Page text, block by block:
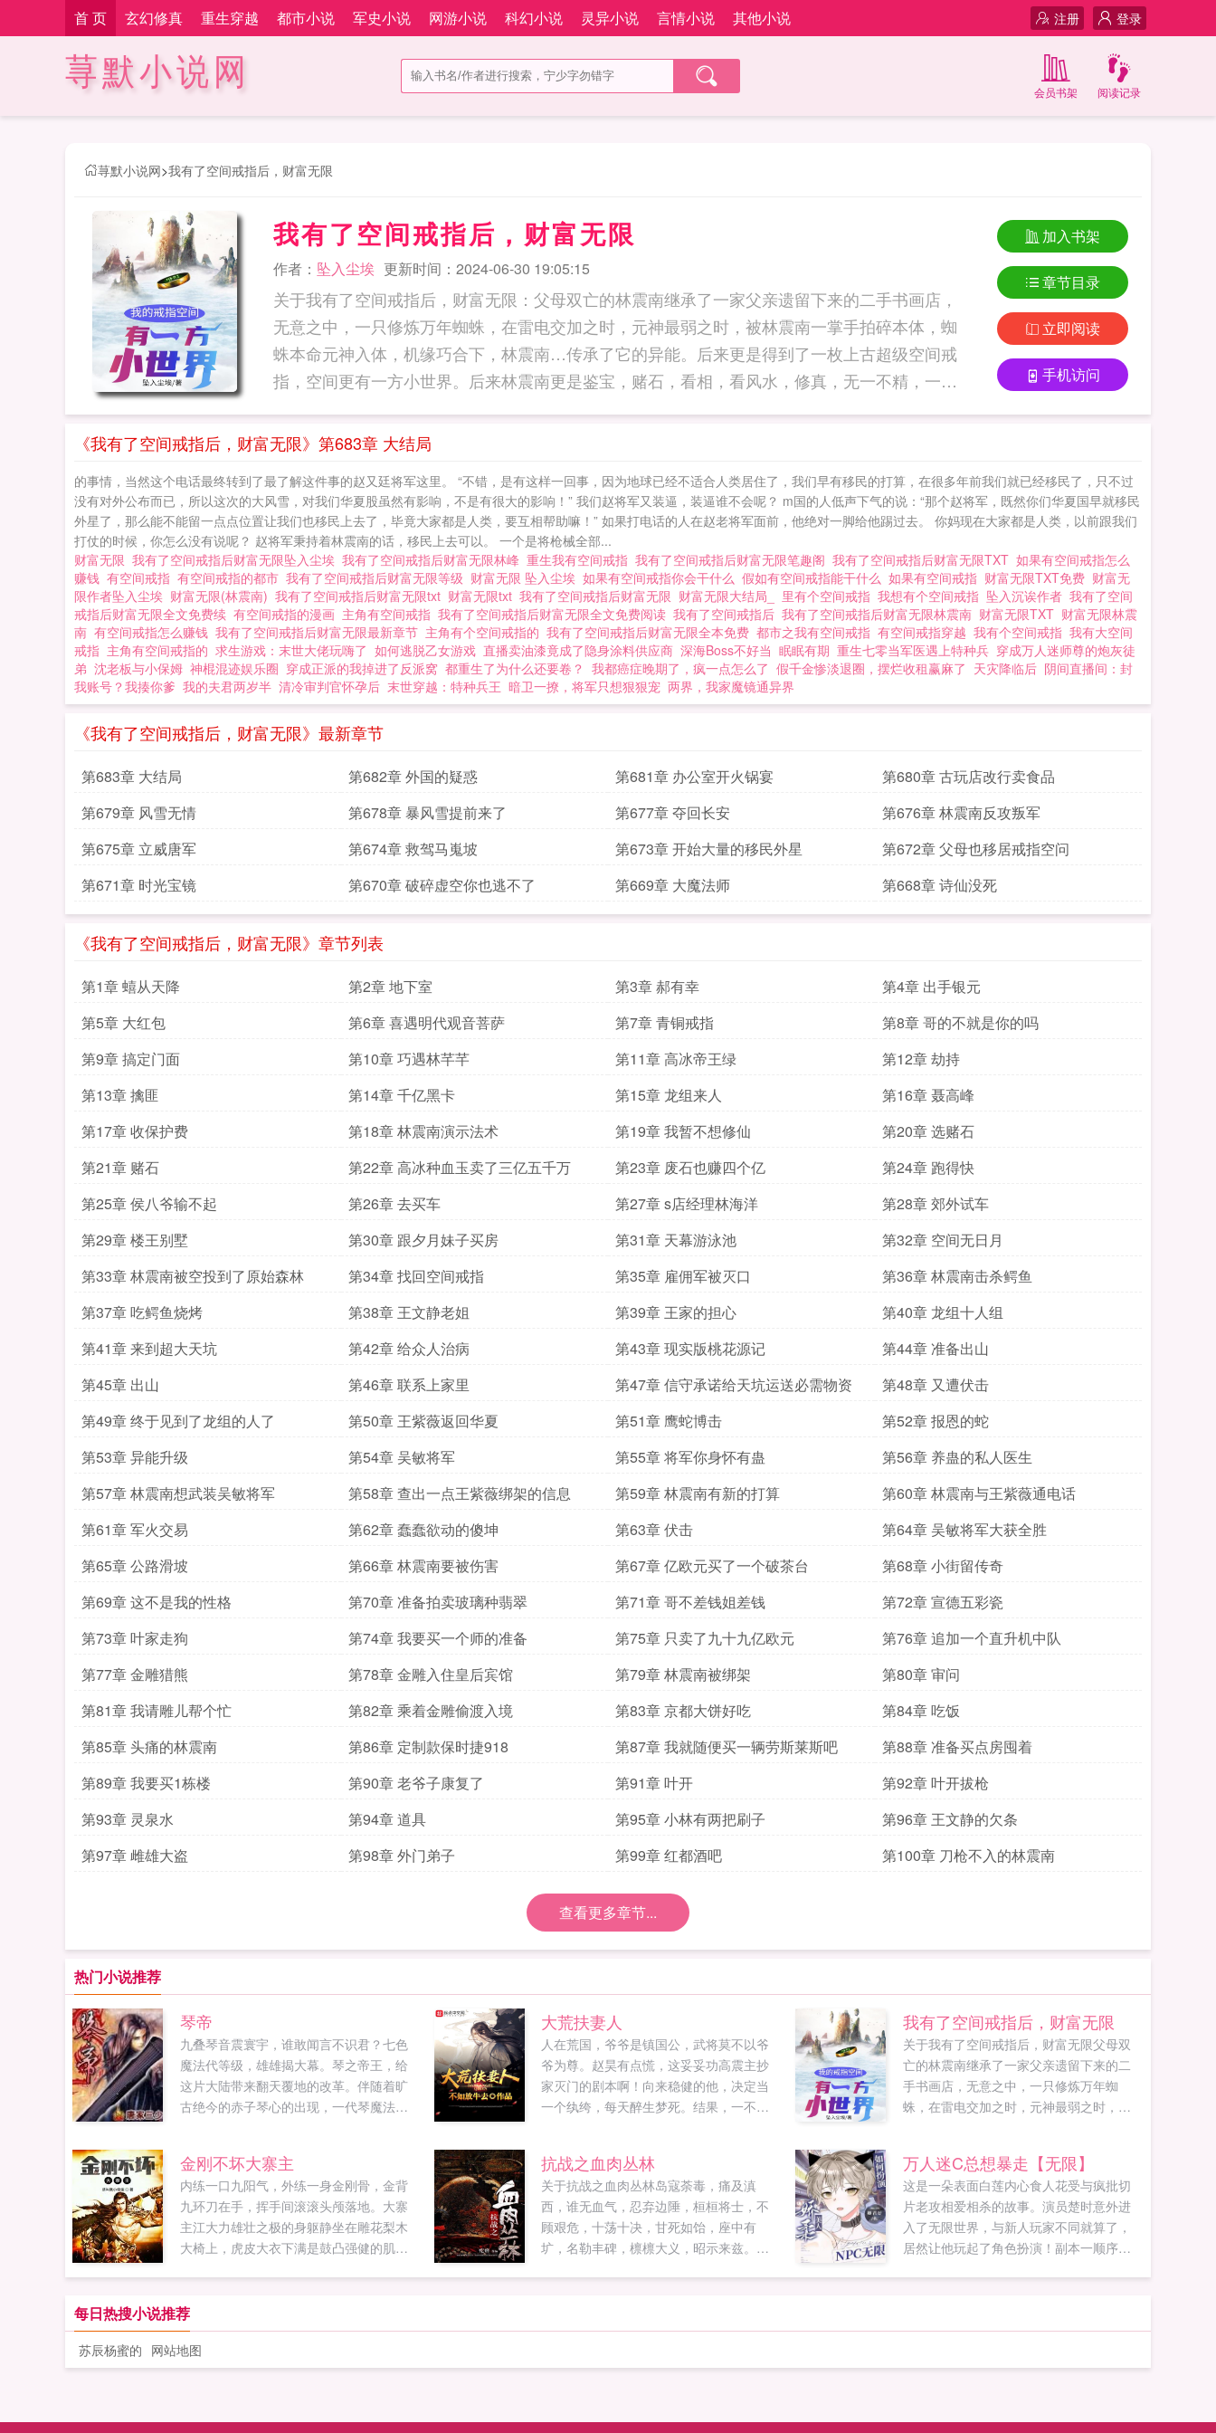
首 页 玄幻修真 重生穿越 都市小说 军史小说 网游小说 科幻小说 灵异小说 言情小说 其他小说 登录
注册
荨默小说网 阅读记录
会员书架
荨默小说网>我有了空间戒指后，财富无限
我有了空间戒指后，财富无限
作者： 坠入尘埃 更新时间：2024-06-30 19:05:15
关于我有了空间戒指后，财富无限：父母双亡的林震南继承了一家父亲遗留下来的二手书画店，
无意之中，一只修炼万年蜘蛛，在雷电交加之时，元神最弱之时，被林震南一掌手拍碎本体，蜘
蛛本命元神入体，机缘巧合下，林震南…传承了它的异能。后来更是得到了一枚上古超级空间戒
指，空间更有一方小世界。后来林震南更是鉴宝，赌石，看相，看风水，修真，无一不精，一时
加入书架
章节目录
立即阅读
手机访问
《我有了空间戒指后，财富无限》第683章 大结局
的事情，当然这个电话最终转到了最了解这件事的赵又廷将军这里。 “不错，是有这样一回事，因为地球已经不适合人类居住了，我们早有移民的打算，在很多年前我们就已经移民了，只不过
没有对外公布而已，所以这次的大风雪，对我们华夏股虽然有影响，不是有很大的影响！” 我们赵将军又装逼，装逼谁不会呢？ m国的人低声下气的说：“那个赵将军，既然你们华夏国早就移民
外星了，那么能不能留一点点位置让我们也移民上去了，毕竟大家都是人类，要互相帮助嘛！” 如果打电话的人在赵老将军面前，他绝对一脚给他踢过去。 你妈现在大家都是人类，以前跟我们
打仗的时候，你怎么没有说呢？ 赵将军秉持着林震南的话，移民上去可以。 一个是将枪械全部...
财富无限 我有了空间戒指后财富无限坠入尘埃 我有了空间戒指后财富无限林峰 重生我有空间戒指 我有了空间戒指后财富无限笔趣阁 我有了空间戒指后财富无限TXT 如果有空间戒指怎么
赚钱 有空间戒指 有空间戒指的都市 我有了空间戒指后财富无限等级 财富无限 坠入尘埃 如果有空间戒指你会干什么 假如有空间戒指能干什么 如果有空间戒指 财富无限TXT免费 财富无
限作者坠入尘埃 财富无限(林震南) 我有了空间戒指后财富无限txt 财富无限txt 我有了空间戒指后财富无限 财富无限大结局_ 里有个空间戒指 我想有个空间戒指 坠入沉诶作者 我有了空间
戒指后财富无限全文免费续 有空间戒指的漫画 主角有空间戒指 我有了空间戒指后财富无限全文免费阅读 我有了空间戒指后 我有了空间戒指后财富无限林震南 财富无限TXT 财富无限林震
南 有空间戒指怎么赚钱 我有了空间戒指后财富无限最新章节 主角有个空间戒指的 我有了空间戒指后财富无限全本免费 都市之我有空间戒指 有空间戒指穿越 我有个空间戒指 我有大空间
戒指 主角有空间戒指的 求生游戏：末世大佬玩嗨了 如何逃脱乙女游戏 直播卖油漆竟成了隐身涂料供应商 深海Boss不好当 眠眠有期 重生七零当军医遇上特种兵 穿成万人迷师尊的炮灰徒
弟 沈老板与小保姆 神棍混迹娱乐圈 穿成正派的我掉进了反派窝 都重生了为什么还要卷？ 我都癌症晚期了，疯一点怎么了 假千金惨淡退圈，摆烂收租赢麻了 天灾降临后 阴间直播间：封
我账号？我揍你爹 我的夫君两岁半 清冷审判官怀孕后 末世穿越：特种兵王 暗卫一撩，将军只想狠狠宠 两界，我家魔镜通异界
《我有了空间戒指后，财富无限》最新章节
第683章 大结局 第682章 外国的疑惑 第681章 办公室开火锅宴
第680章 古玩店改行卖食品
第679章 风雪无情
第678章 暴风雪提前来了 第677章 夺回长安
第676章 林震南反攻叛军
第675章 立威唐军
第674章 救驾马嵬坡 第673章 开始大量的移民外星
第672章 父母也移居戒指空问
第671章 时光宝镜
第670章 破碎虚空你也逃不了 第669章 大魔法师 第668章 诗仙没死
《我有了空间戒指后，财富无限》章节列表
第1章 蟢从天降 第2章 地下室 第3章 郝有幸
第4章 出手银元
第5章 大红包
第6章 喜遇明代观音菩萨 第7章 青铜戒指
第8章 哥的不就是你的吗
第9章 搞定门面
第10章 巧遇林芊芊 第11章 高冰帝王绿
第12章 劫持
第13章 擒匪
第14章 千亿黑卡 第15章 龙组来人
第16章 聂高峰
第17章 收保护费
第18章 林震南演示法术 第19章 我暂不想修仙
第20章 选赌石
第21章 赌石
第22章 高冰种血玉卖了三亿五千万 第23章 废石也赚四个亿
第24章 跑得快
第25章 侯八爷输不起
第26章 去买车 第27章 s店经理林海洋
第28章 郊外试车
第29章 楼王别墅
第30章 跟夕月妹子买房 第31章 天幕游泳池
第32章 空间无日月
第33章 林震南被空投到了原始森林
第34章 找回空间戒指 第35章 雇佣军被灭口
第36章 林震南击杀鳄鱼
第37章 吃鳄鱼烧烤
第38章 王文静老姐 第39章 王家的担心
第40章 龙组十人组
第41章 来到超大天坑
第42章 给众人治病 第43章 现实版桃花源记
第44章 准备出山
第45章 出山
第46章 联系上家里 第47章 信守承诺给天坑运送必需物资
第48章 又遭伏击
第49章 终于见到了龙组的人了
第50章 王紫薇返回华夏 第51章 鹰蛇博击
第52章 报恩的蛇
第53章 异能升级
第54章 吴敏将军 第55章 将军你身怀有蛊
第56章 养蛊的私人医生
第57章 林震南想武装吴敏将军
第58章 查出一点王紫薇绑架的信息 第59章 林震南有新的打算
第60章 林震南与王紫薇通电话
第61章 军火交易
第62章 蠢蠢欲动的傻坤 第63章 伏击
第64章 吴敏将军大获全胜
第65章 公路滑坡
第66章 林震南要被伤害 第67章 亿欧元买了一个破茶台
第68章 小街留传奇
第69章 这不是我的性格
第70章 准备拍卖玻璃种翡翠 第71章 哥不差钱姐差钱
第72章 宣德五彩瓷
第73章 叶家走狗
第74章 我要买一个师的准备 第75章 只卖了九十九亿欧元
第76章 追加一个直升机中队
第77章 金雕猎熊
第78章 金雕入住皇后宾馆 第79章 林震南被绑架
第80章 审问
第81章 我请雕儿帮个忙
第82章 乘着金雕偷渡入境 第83章 京都大饼好吃
第84章 吃饭
第85章 头痛的林震南
第86章 定制款保时捷918 第87章 我就随便买一辆劳斯莱斯吧
第88章 准备买点房囤着
第89章 我要买1栋楼
第90章 老爷子康复了 第91章 叶开
第92章 叶开拔枪
第93章 灵泉水
第94章 道具 第95章 小林有两把刷子
第96章 王文静的欠条
第97章 雌雄大盗
第98章 外门弟子 第99章 红都酒吧 第100章 刀枪不入的林震南
查看更多章节...
热门小说推荐
琴帝
九叠琴音震寰宇，谁敢闻言不识君？七色
魔法代等级，雄雄揭大幕。琴之帝王，给
这片大陆带来翻天覆地的改革。伴随着旷
古绝今的赤子琴心的出现，一代琴魔法
开创音乐魔法的先河，颠覆以往的设定，
赤橙黄绿青蓝紫，彩虹等级将成为所有武
技和魔法衡量的标准。原本仅仅是...
大荒扶妻人
人在荒国，爷爷是镇国公，武将莫不以爷
爷为尊。赵昊有点慌，这妥妥功高震主抄
家灭门的剧本啊！向来稳健的他，决定当
一个纨绔，每天醉生梦死。结果，一不小
我有了空间戒指后，财富无限
关于我有了空间戒指后，财富无限父母双
亡的林震南继承了一家父亲遗留下来的二
手书画店，无意之中，一只修炼万年蜘
蛛，在雷电交加之时，元神最弱之时，被
能。后来更是得到了一枚上古超级空间戒
指，空间更有一方小世界。后来林震南更
是鉴宝，赌石，看相，看风水，修真，无
一不精，一时喜从天降，富贵逼人！...
金刚不坏大寨主
内练一口九阳气，外练一身金刚骨，金背
九环刀在手，挥手间滚滚头颅落地。大寨
主江大力雄壮之极的身躯静坐在雕花梨木
大椅上，虎皮大衣下满是鼓凸强健的肌
抗战之血肉丛林
关于抗战之血肉丛林岛寇荼毒，痛及滇
西，谁无血气，忍弃边陲，桓桓将士，不
顾艰危，十荡十决，甘死如饴，座中有
圹，名勒丰碑，檩檩大义，昭示来兹。谨
被记忆尘封，但是时间也绝不会让你们永
万人迷C总想暴走【无限】
这是一朵表面白莲内心食人花受与疯批切
片老攻相爱相杀的故事。演员楚时意外进
入了无限世界，与新人玩家不同就算了，
居然让他玩起了角色扮演！副本一顺序已
喜欢。副本二已完工凝视着和上个副本毫
每日热搜小说推荐
苏辰杨蜜的 网站地图